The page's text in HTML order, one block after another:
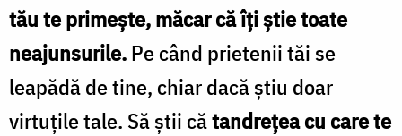
tău te primeşte, măcar că îţi ştie toate
neajunsurile.Pe când prietenii tăi se
leapădă de tine, chiar dacă ştiu doar
virtuţile tale. Să ştii cătandreţea cu care te